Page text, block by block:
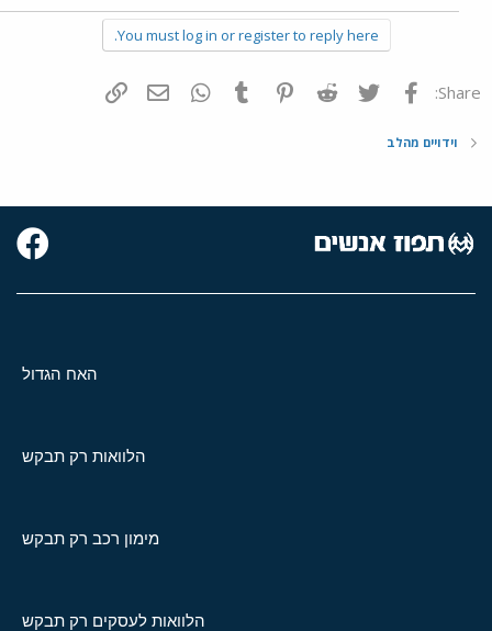
You must log in or register to reply here.
Share: פייסבוק Twitter
Reddit
Pinterest
Tumblr
WhatsAppדואר אלקטרוני
וידויים מהלב
האח הגדול
הלוואות רק תבקש
מימון רכב רק תבקש
הלוואות לעסקים רק תבקש